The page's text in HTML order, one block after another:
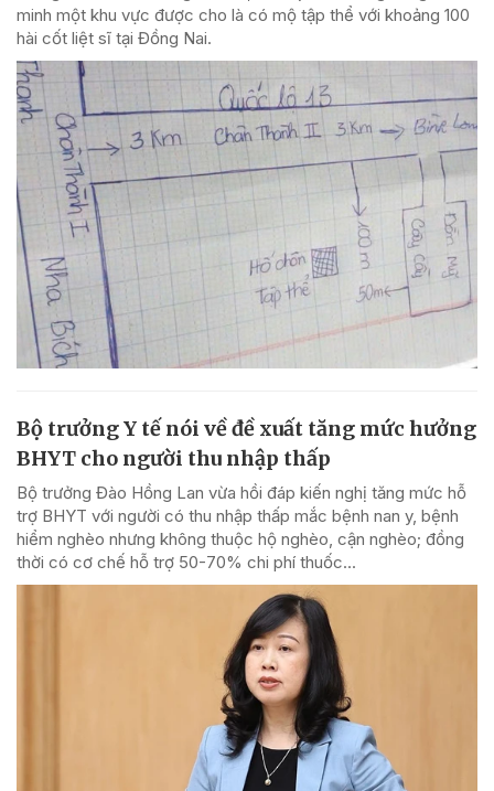
minh một khu vực được cho là có mộ tập thể với khoảng 100
hài cốt liệt sĩ tại Đồng Nai.
Bộ trưởng Y tế nói về đề xuất tăng mức hưởng
BHYT cho người thu nhập thấp
Bộ trưởng Đào Hồng Lan vừa hồi đáp kiến nghị tăng mức hỗ
trợ BHYT với người có thu nhập thấp mắc bệnh nan y, bệnh
hiểm nghèo nhưng không thuộc hộ nghèo, cận nghèo; đồng
thời có cơ chế hỗ trợ 50-70% chi phí thuốc...